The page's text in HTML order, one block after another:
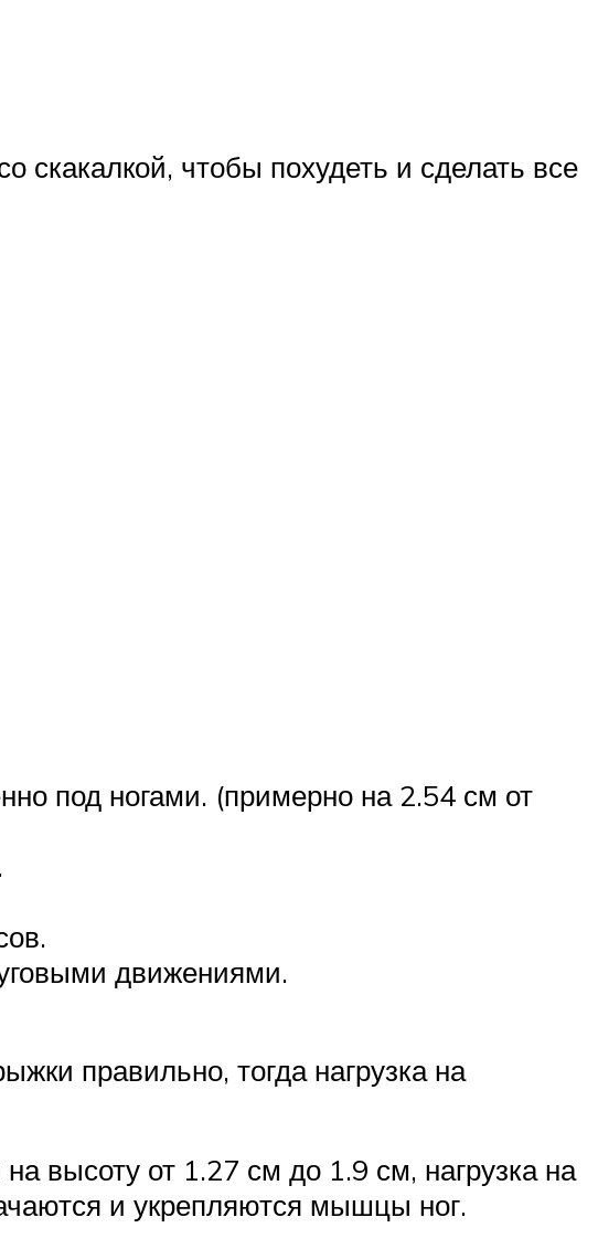
скакалкой, чтобы похудеть и сделать все
под ногами. (примерно на 2.54 см от
движениями.
правильно, тогда нагрузка на
высоту от 1.27 см до 1.9 см, нагрузка на
и укрепляются мышцы ног.